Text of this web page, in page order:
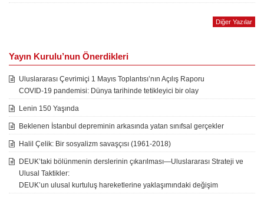
Diğer Yazılar
Yayın Kurulu’nun Önerdikleri
Uluslararası Çevrimiçi 1 Mayıs Toplantısı’nın Açılış Raporu
COVID-19 pandemisi: Dünya tarihinde tetikleyici bir olay
Lenin 150 Yaşında
Beklenen İstanbul depreminin arkasında yatan sınıfsal gerçekler
Halil Çelik: Bir sosyalizm savaşçısı (1961-2018)
DEUK’taki bölünmenin derslerinin çıkarılması—Uluslararası Strateji ve
Ulusal Taktikler:
DEUK’un ulusal kurtuluş hareketlerine yaklaşımındaki değişim